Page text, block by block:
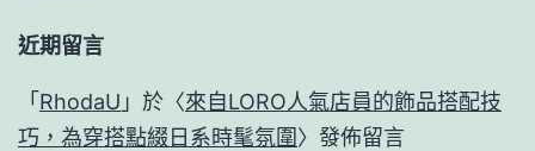
近期留言
「 RhodaU 」於〈來自LORO人氣店員的飾品搭配技
巧，為穿搭點綴日系時髦氛圍〉發佈留言